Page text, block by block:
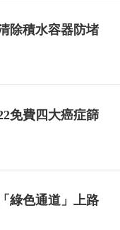
除積水容器防堵
免費四大癌症篩
綠色通道」上路